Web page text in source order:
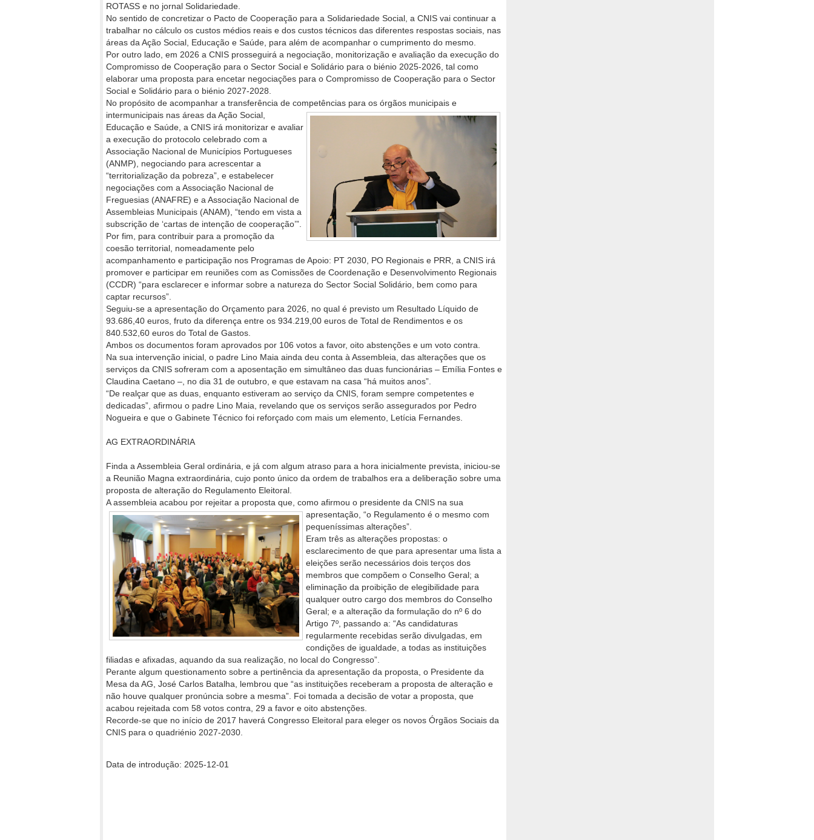
ROTASS e no jornal Solidariedade.
No sentido de concretizar o Pacto de Cooperação para a Solidariedade Social, a CNIS vai continuar a
trabalhar no cálculo os custos médios reais e dos custos técnicos das diferentes respostas sociais, nas
áreas da Ação Social, Educação e Saúde, para além de acompanhar o cumprimento do mesmo.
Por outro lado, em 2026 a CNIS prosseguirá a negociação, monitorização e avaliação da execução do
Compromisso de Cooperação para o Sector Social e Solidário para o biénio 2025-2026, tal como
elaborar uma proposta para encetar negociações para o Compromisso de Cooperação para o Sector
Social e Solidário para o biénio 2027-2028.
No propósito de acompanhar a transferência de competências para os órgãos municipais e
intermunicipais nas áreas da Ação Social,
Educação e Saúde, a CNIS irá monitorizar e avaliar
a execução do protocolo celebrado com a
Associação Nacional de Municípios Portugueses
(ANMP), negociando para acrescentar a
“territorialização da pobreza”, e estabelecer
negociações com a Associação Nacional de
Freguesias (ANAFRE) e a Associação Nacional de
Assembleias Municipais (ANAM), “tendo em vista a
subscrição de ‘cartas de intenção de cooperação’”.
Por fim, para contribuir para a promoção da
coesão territorial, nomeadamente pelo
acompanhamento e participação nos Programas de Apoio: PT 2030, PO Regionais e PRR, a CNIS irá
promover e participar em reuniões com as Comissões de Coordenação e Desenvolvimento Regionais
(CCDR) “para esclarecer e informar sobre a natureza do Sector Social Solidário, bem como para
captar recursos”.
Seguiu-se a apresentação do Orçamento para 2026, no qual é previsto um Resultado Líquido de
93.686,40 euros, fruto da diferença entre os 934.219,00 euros de Total de Rendimentos e os
840.532,60 euros do Total de Gastos.
Ambos os documentos foram aprovados por 106 votos a favor, oito abstenções e um voto contra.
Na sua intervenção inicial, o padre Lino Maia ainda deu conta à Assembleia, das alterações que os
serviços da CNIS sofreram com a aposentação em simultâneo das duas funcionárias – Emília Fontes e
Claudina Caetano –, no dia 31 de outubro, e que estavam na casa “há muitos anos”.
“De realçar que as duas, enquanto estiveram ao serviço da CNIS, foram sempre competentes e
dedicadas”, afirmou o padre Lino Maia, revelando que os serviços serão assegurados por Pedro
Nogueira e que o Gabinete Técnico foi reforçado com mais um elemento, Letícia Fernandes.
AG EXTRAORDINÁRIA
Finda a Assembleia Geral ordinária, e já com algum atraso para a hora inicialmente prevista, iniciou-se
a Reunião Magna extraordinária, cujo ponto único da ordem de trabalhos era a deliberação sobre uma
proposta de alteração do Regulamento Eleitoral.
A assembleia acabou por rejeitar a proposta que, como afirmou o presidente da CNIS na sua
apresentação, “o Regulamento é o mesmo com
pequeníssimas alterações”.
Eram três as alterações propostas: o
esclarecimento de que para apresentar uma lista a
eleições serão necessários dois terços dos
membros que compõem o Conselho Geral; a
eliminação da proibição de elegibilidade para
qualquer outro cargo dos membros do Conselho
Geral; e a alteração da formulação do nº 6 do
Artigo 7º, passando a: “As candidaturas
regularmente recebidas serão divulgadas, em
condições de igualdade, a todas as instituições
filiadas e afixadas, aquando da sua realização, no local do Congresso”.
Perante algum questionamento sobre a pertinência da apresentação da proposta, o Presidente da
Mesa da AG, José Carlos Batalha, lembrou que “as instituições receberam a proposta de alteração e
não houve qualquer pronúncia sobre a mesma”. Foi tomada a decisão de votar a proposta, que
acabou rejeitada com 58 votos contra, 29 a favor e oito abstenções.
Recorde-se que no início de 2017 haverá Congresso Eleitoral para eleger os novos Órgãos Sociais da
CNIS para o quadriénio 2027-2030.
Data de introdução: 2025-12-01